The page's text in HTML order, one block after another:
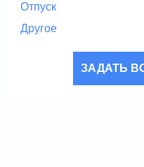
Отпуск
Другое
ЗАДАТЬ